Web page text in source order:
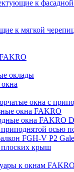
к
к мягкой
оклады
окна с
окна FAKRO
окна FAKRO
осью
FGH-V P2
крыш
к окнам FAKRO